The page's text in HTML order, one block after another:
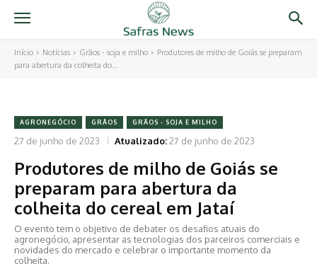
Início Notícias Grãos - soja e milho
Produtores de milho de Goiás se preparam
para abertura da colheita do...
AGRONEGÓCIO GRÃOS GRÃOS - SOJA E MILHO
27 de junho de 2023 Atualizado:27 de junho de 2023
Produtores de milho de Goiás se
preparam para abertura da
colheita do cereal em Jataí
O evento tem o objetivo de debater os desafios atuais do
agronegócio, apresentar as tecnologias dos parceiros comerciais e
novidades do mercado e celebrar o importante momento da
colheita.